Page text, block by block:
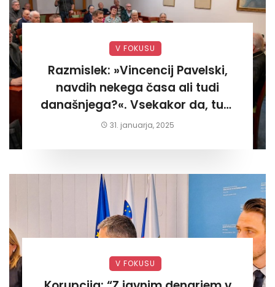
V FOKUSU
Razmislek: »Vincencij Pavelski,
navdih nekega časa ali tudi
današnjega?«. Vsekakor da, tudi
današnjega«
31. januarja, 2025
V FOKUSU